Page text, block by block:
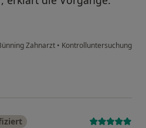
Zahnarzt • Kontrolluntersuchung